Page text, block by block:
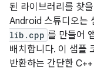
된 라이브러리를 찾
Android 스튜디오는
lib.cpp 를 만들어
배치합니다. 이 샘플
반환하는 간단한